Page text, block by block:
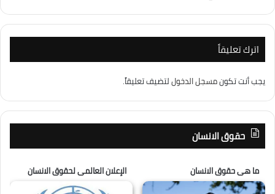
اترك تعليقاً
يجب أنت تكونمسجل الدخوللتضيف تعليقاً.
حقوق الانسان
ما هى حقوق الانسان الإعلان العالمى لحقوق الانسان